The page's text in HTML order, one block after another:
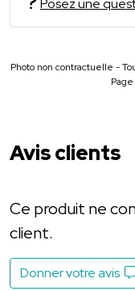
Photo non contractuelle -
Avis clients
Ce produit ne
client.
Donner votre avis